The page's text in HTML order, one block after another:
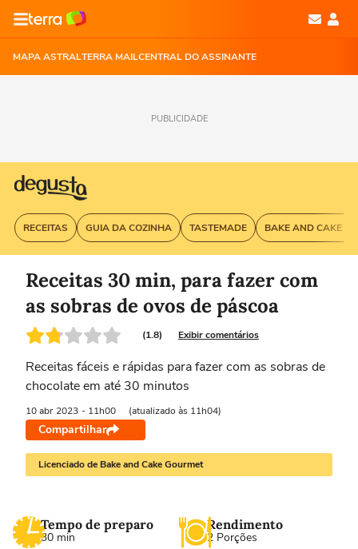
MAPA ASTRALTERRA MAILCENTRAL DO ASSINANTE
PUBLICIDADE
RECEITAS GUIA DA COZINHA TASTEMADE BAKE AND CAKE
Receitas 30 min, para fazer com
as sobras de ovos de páscoa
(1.8) Exibir comentários
​Receitas fáceis e rápidas para fazer com as sobras de
chocolate em até 30 minutos
10 abr 2023 - 11h00 (atualizado às 11h04)
Compartilhar
Licenciado de Bake and Cake Gourmet
Tempo de preparo
30 min
Rendimento
2 Porções